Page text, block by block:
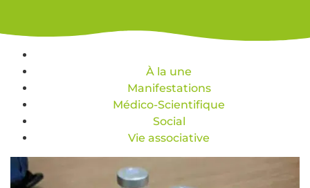
À la une
Manifestations
Médico-Scientifique
Social
Vie associative